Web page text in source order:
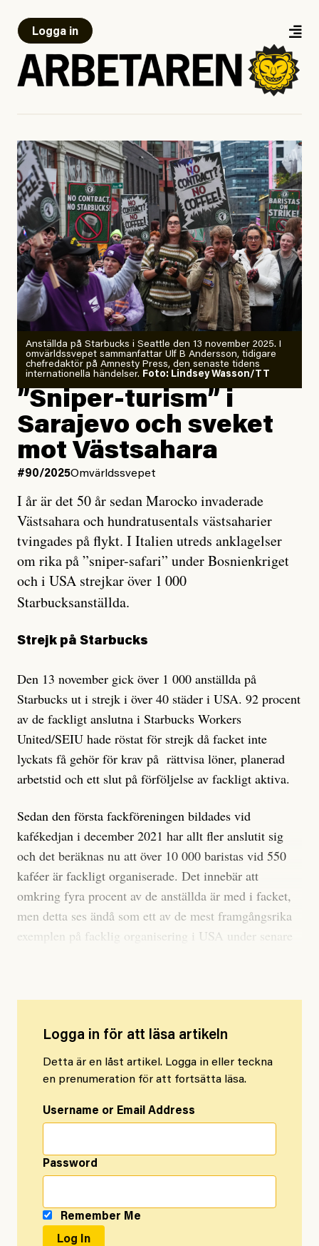
Logga in
Anställda på Starbucks i Seattle den 13 november 2025. I
omvärldssvepet sammanfattar Ulf B Andersson, tidigare
chefredaktör på Amnesty Press, den senaste tidens
internationella händelser. Foto: Lindsey Wasson/TT
”Sniper-turism” i
Sarajevo och sveket
mot Västsahara
#90/2025Omvärldssvepet
I år är det 50 år sedan Marocko invaderade
Västsahara och hundratusentals västsaharier
tvingades på flykt. I Italien utreds anklagelser
om rika på ”sniper-safari” under Bosnienkriget
och i USA strejkar över 1 000
Starbucksanställda.
Strejk på Starbucks
Den 13 november gick över 1 000 anställda på
Starbucks ut i strejk i över 40 städer i USA. 92 procent
av de fackligt anslutna i Starbucks Workers
United/SEIU hade röstat för strejk då facket inte
lyckats få gehör för krav på rättvisa löner, planerad
arbetstid och ett slut på förföljelse av fackligt aktiva.
Sedan den första fackföreningen bildades vid
kafékedjan i december 2021 har allt fler anslutit sig
och det beräknas nu att över 10 000 baristas vid 550
kaféer är fackligt organiserade. Det innebär att
omkring fyra procent av de anställda är med i facket,
men detta ses ändå som ett av de mest framgångsrika
exemplen på facklig organisering i USA under senare
Logga in för att läsa artikeln
Detta är en låst artikel. Logga in eller teckna
en prenumeration för att fortsätta läsa.
Username or Email Address
Password
Remember Me